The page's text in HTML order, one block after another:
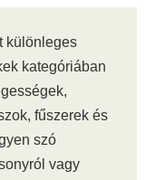
különleges
kategóriában
fűszerek és
szó
vagy